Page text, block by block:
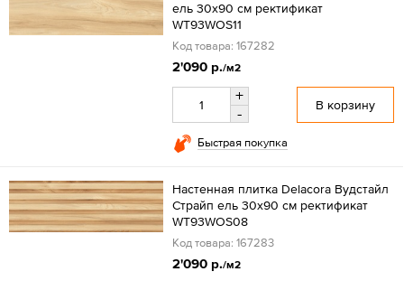
ель 30x90 см ректификат
WT93WOS11
Код товара: 167282
2'090 р./м2
+
-
В корзину
Быстрая покупка
Настенная плитка Delacora Вудстайл
Страйп ель 30x90 см ректификат
WT93WOS08
Код товара: 167283
2'090 р./м2